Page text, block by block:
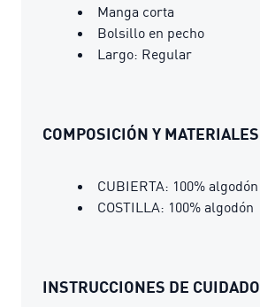
Manga corta
Bolsillo en pecho
Largo: Regular
COMPOSICIÓN Y MATERIALES
CUBIERTA: 100% algodón
COSTILLA: 100% algodón
INSTRUCCIONES DE CUIDADO